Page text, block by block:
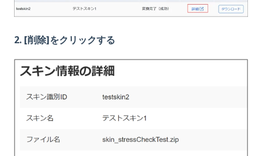
2. [削除]をクリックする